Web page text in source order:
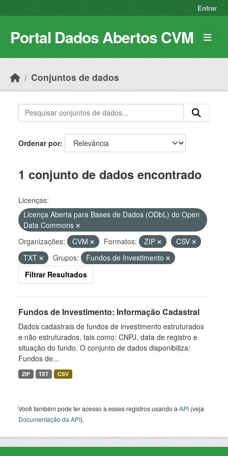
Entrar
Portal Dados Abertos CVM
Conjuntos de dados
Ordenar por
1 conjunto de dados encontrado
Licenças:
Licença Aberta para Bases de Dados (ODbL) do Open
Data Commons
Organizações:
CVM Formatos: ZIP
CSV
TXT
Grupos:
Fundos de Investimento
Filtrar Resultados
Fundos de Investimento: Informação Cadastral
Dados cadastrais de fundos de investimento estruturados
e não estruturados, tais como: CNPJ, data de registro e
situação do fundo. O conjunto de dados disponibiliza:
Fundos de...
ZIP TXT CSV
Você também pode ter acesso a esses registros usando a API (veja
Documentação da API).